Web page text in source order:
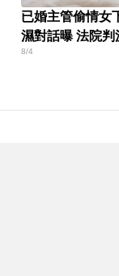
已婚主管偷情女
濕對話曝 法院判
8/4